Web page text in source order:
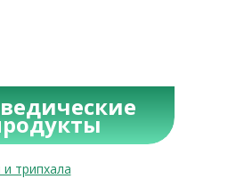
трипхала